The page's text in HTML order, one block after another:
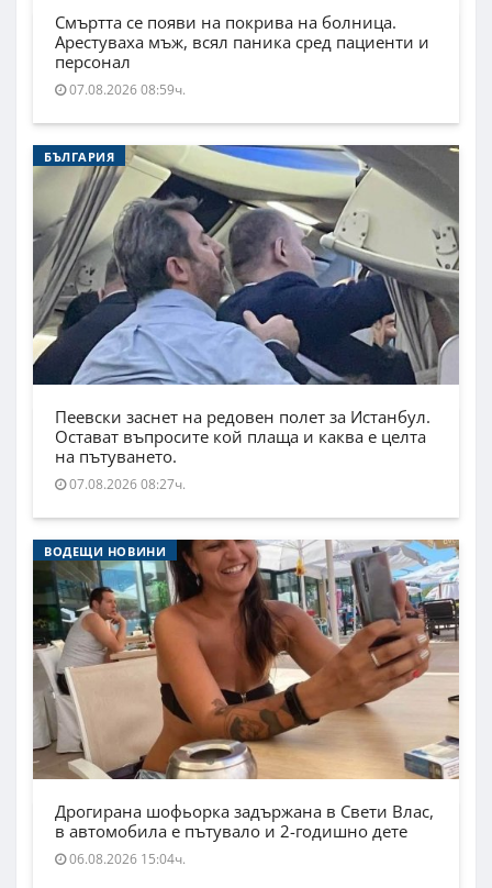
Смъртта се появи на покрива на болница.
Арестуваха мъж, всял паника сред пациенти и
персонал
07.08.2026 08:59ч.
БЪЛГАРИЯ
Пеевски заснет на редовен полет за Истанбул.
Остават въпросите кой плаща и каква е целта
на пътуването.
07.08.2026 08:27ч.
ВОДЕЩИ НОВИНИ
Дрогирана шофьорка задържана в Свети Влас,
в автомобила е пътувало и 2-годишно дете
06.08.2026 15:04ч.